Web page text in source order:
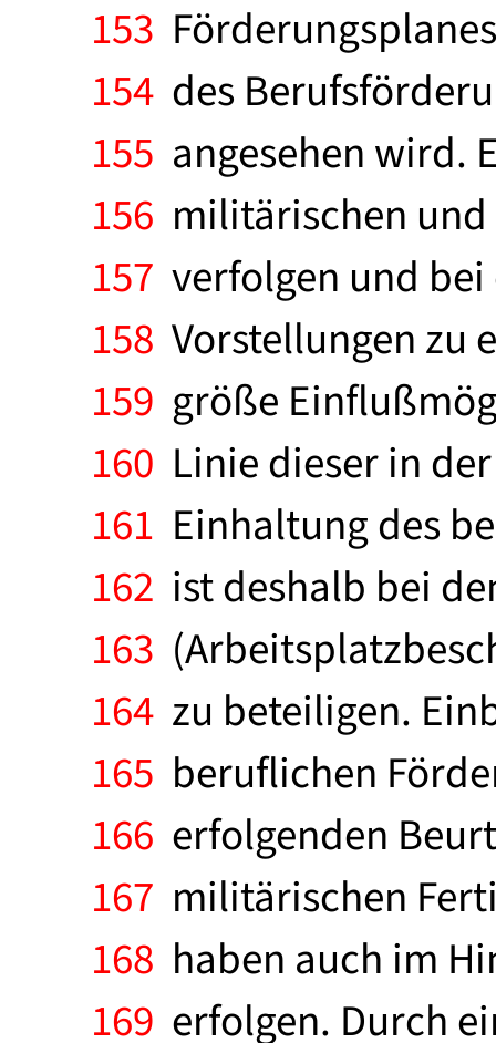
153
154 des
155 angesehen wird.
156 militärischen
157 verfolgen und
158 Vorstellungen zu
159 größe
160 Linie dieser in
161 Einhaltung des
162 ist deshalb bei
163
164 zu beteiligen.
165 beruflichen
166 erfolgenden
167 militärischen
168 haben auch im
169 erfolgen. Durch